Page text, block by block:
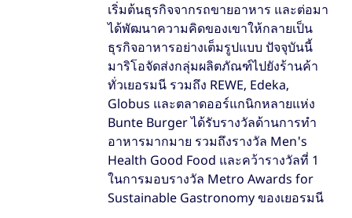
เริ่มต้นธุรกิจจากรถขายอาหาร และต่อมา
ได้พัฒนาความคิดของเขาให้กลายเป็น
ธุรกิจอาหารอย่างเต็มรูปแบบ ปัจจุบันนี้
มาริโอจัดส่งกลุ่มผลิตภัณฑ์ไปยังร้านค้า
ทั่วเยอรมนี รวมถึง REWE, Edeka,
Globus และตลาดออร์แกนิกหลายแห่ง
Bunte Burger ได้รับรางวัลด้านการทำ
อาหารมากมาย รวมถึงรางวัล Men's
Health Good Food และคว้ารางวัลที่ 1
ในการมอบรางวัล Metro Awards for
Sustainable Gastronomy ของเยอรมนี